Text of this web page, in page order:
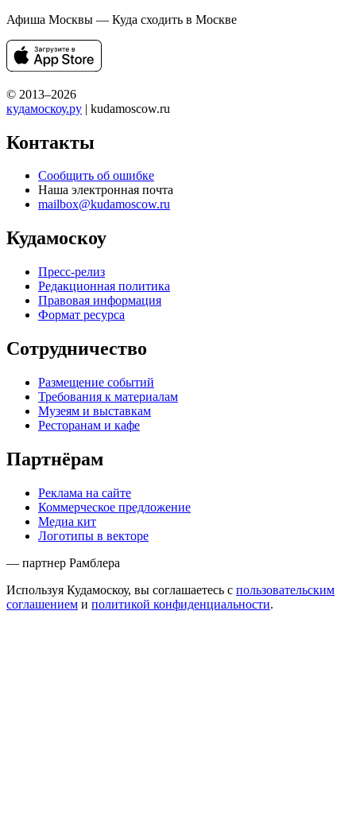
Афиша Москвы — Куда сходить в Москве
© 2013–2026
кудамоскоу.ру | kudamoscow.ru
Контакты
Сообщить об ошибке
Наша электронная почта
mailbox@kudamoscow.ru
Кудамоскоу
Пресс-релиз
Редакционная политика
Правовая информация
Формат ресурса
Сотрудничество
Размещение событий
Требования к материалам
Музеям и выставкам
Ресторанам и кафе
Партнёрам
Реклама на сайте
Коммерческое предложение
Медиа кит
Логотипы в векторе
— партнер Рамблера
Используя Кудамоскоу, вы соглашаетесь с пользовательским
соглашением и политикой конфиденциальности.